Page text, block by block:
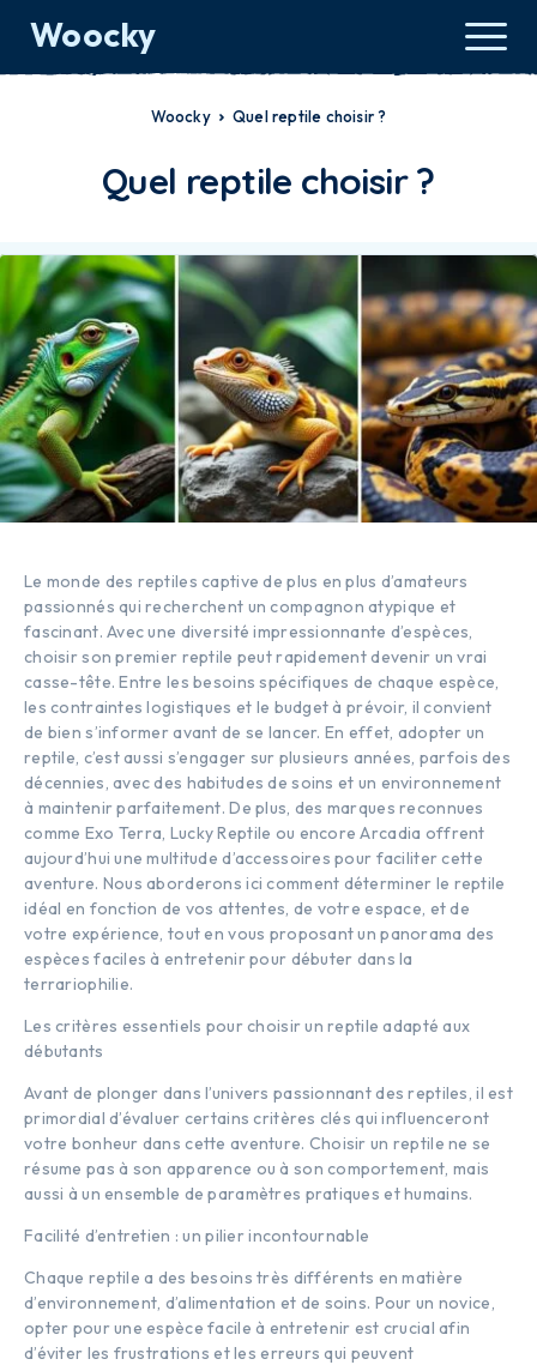
Woocky
Woocky Quel reptile choisir ?
Quel reptile choisir ?
Le monde des reptiles captive de plus en plus d’amateurs
passionnés qui recherchent un compagnon atypique et
fascinant. Avec une diversité impressionnante d’espèces,
choisir son premier reptile peut rapidement devenir un vrai
casse-tête. Entre les besoins spécifiques de chaque espèce,
les contraintes logistiques et le budget à prévoir, il convient
de bien s’informer avant de se lancer. En effet, adopter un
reptile, c’est aussi s’engager sur plusieurs années, parfois des
décennies, avec des habitudes de soins et un environnement
à maintenir parfaitement. De plus, des marques reconnues
comme Exo Terra, Lucky Reptile ou encore Arcadia offrent
aujourd’hui une multitude d’accessoires pour faciliter cette
aventure. Nous aborderons ici comment déterminer le reptile
idéal en fonction de vos attentes, de votre espace, et de
votre expérience, tout en vous proposant un panorama des
espèces faciles à entretenir pour débuter dans la
terrariophilie.
Les critères essentiels pour choisir un reptile adapté aux
débutants
Avant de plonger dans l’univers passionnant des reptiles, il est
primordial d’évaluer certains critères clés qui influenceront
votre bonheur dans cette aventure. Choisir un reptile ne se
résume pas à son apparence ou à son comportement, mais
aussi à un ensemble de paramètres pratiques et humains.
Facilité d’entretien : un pilier incontournable
Chaque reptile a des besoins très différents en matière
d’environnement, d’alimentation et de soins. Pour un novice,
opter pour une espèce facile à entretenir est crucial afin
d’éviter les frustrations et les erreurs qui peuvent